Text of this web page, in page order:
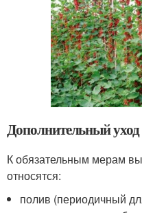
Дополнительный
К обязательным мерам
относятся:
полив (периодичный